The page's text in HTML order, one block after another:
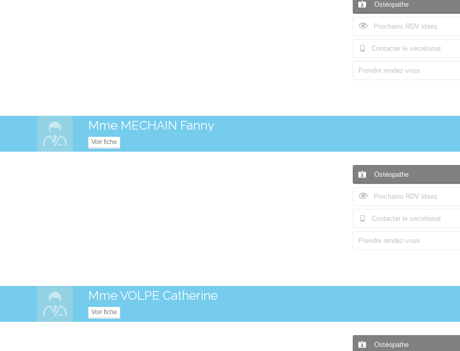
Ostéopathe
Prochains RDV libres
Contacter le secrétariat
Prendre rendez-vous
Mme MECHAIN Fanny
Voir fiche
Ostéopathe
Prochains RDV libres
Contacter le secrétariat
Prendre rendez-vous
Mme VOLPE Catherine
Voir fiche
Ostéopathe